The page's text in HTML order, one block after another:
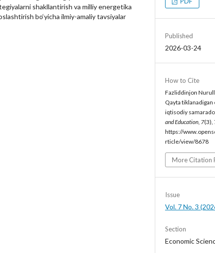
shakllantirish va milliy energetika
bo‘yicha ilmiy-amaliy tavsiyalar
Published
2026-03-24
How to Cite
Fazliddinjon
Qayta
iqtisodiy
and Education 7(3),
https://
rticle/view/8678
More Citation
Issue
Vol. 7 No. 3
Section
Economic